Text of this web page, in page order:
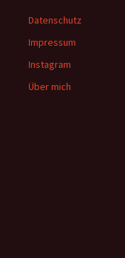
Datenschutz
Impressum
Instagram
Über mich